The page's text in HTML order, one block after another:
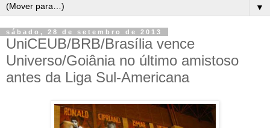
▼
sábado, 28 de setembro de 2013
UniCEUB/BRB/Brasília vence
Universo/Goiânia no último amistoso
antes da Liga Sul-Americana